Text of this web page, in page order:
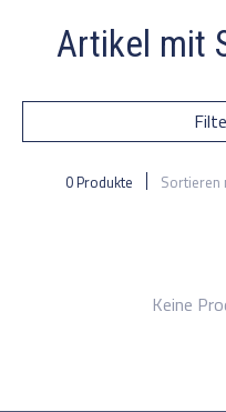
Artikel mit
0 Produkte Sortieren
Keine